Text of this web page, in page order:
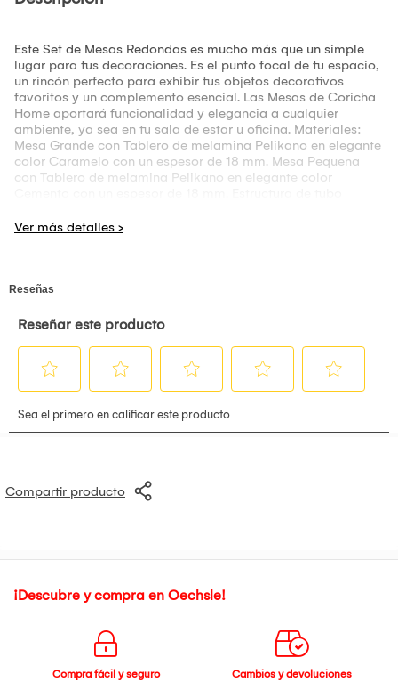
Este Set de Mesas Redondas es mucho más que un simple
lugar para tus decoraciones. Es el punto focal de tu espacio,
un rincón perfecto para exhibir tus objetos decorativos
favoritos y un complemento esencial. Las Mesas de Coricha
Home aportará funcionalidad y elegancia a cualquier
ambiente, ya sea en tu sala de estar u oficina. Materiales:
Mesa Grande con Tablero de melamina Pelikano en elegante
color Caramelo con un espesor de 18 mm. Mesa Pequeña
con Tablero de melamina Pelikano en elegante color
horno, en un sofisticado tono Negro. Medidas: Diámetro: 70
para usar? R: ¡Absolutamente! Te lo entregamos 100%
tiempo de entrega lo puedes verificar al momento de realizar
días, según el destino de entrega. P: ¿El producto tiene
garantía? R: Por supuesto, todos tienen una garantía de 1
año por cualquier defecto de fábrica. Detalles adicionales:
garantía de 1 año por defectos de fabricación. El producto se
entrega completamente ensamblado y listo para su uso. Las
Para mayor información, revisar términos y condiciones
Compartir producto
¡Descubre y compra en Oechsle!
Compra fácil y seguro
Cambios y devoluciones